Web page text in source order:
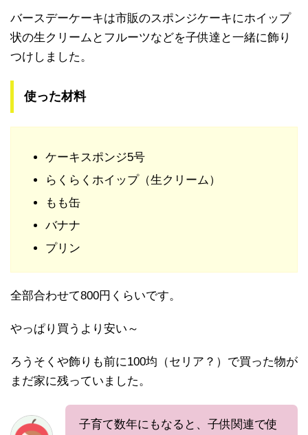
バースデーケーキは市販のスポンジケーキにホイップ
状の生クリームとフルーツなどを子供達と一緒に飾り
つけしました。
使った材料
ケーキスポンジ5号
らくらくホイップ（生クリーム）
もも缶
バナナ
プリン
全部合わせて800円くらいです。
やっぱり買うより安い～
ろうそくや飾りも前に100均（セリア？）で買った物が
まだ家に残っていました。
子育て数年にもなると、子供関連で使